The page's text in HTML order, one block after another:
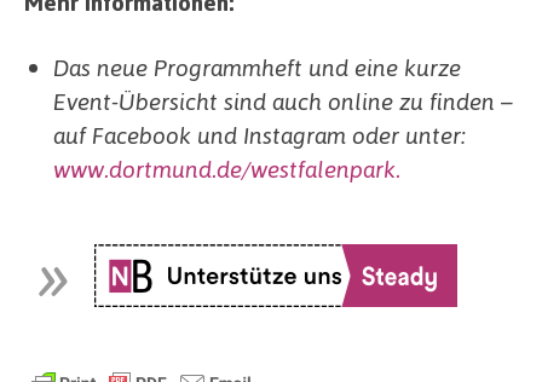
Das neue Programmheft und eine kurze
Event-Übersicht sind auch online zu finden –
auf Facebook und Instagram oder unter:
www.dortmund.de/westfalenpark.